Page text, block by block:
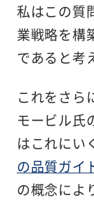
私はこの質
業戦略を構
であると考
これをさら
モービル氏
はこれにい
の品質ガイ
の概念によ